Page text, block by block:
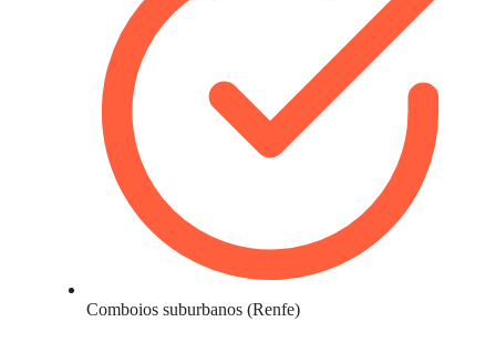
Comboios suburbanos (Renfe)